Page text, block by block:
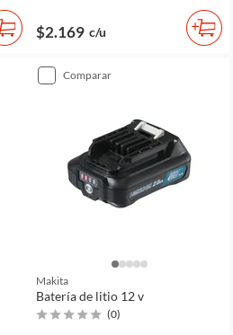
$2.169 c/u
comparar
Makita
Batería de litio 12 v
(0)